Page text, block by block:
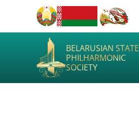
BELARUSIAN STATE
PHILHARMONIC
SOCIETY